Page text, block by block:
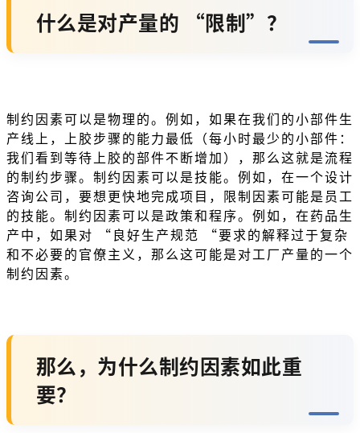
什么是对产量的 “限制”？
制约因素可以是物理的。例如，如果在我们的小部件生
产线上，上胶步骤的能力最低（每小时最少的小部件：
我们看到等待上胶的部件不断增加），那么这就是流程
的制约步骤。制约因素可以是技能。例如，在一个设计
咨询公司，要想更快地完成项目，限制因素可能是员工
的技能。制约因素可以是政策和程序。例如，在药品生
产中，如果对 “良好生产规范 “要求的解释过于复杂
和不必要的官僚主义，那么这可能是对工厂产量的一个
制约因素。
那么，为什么制约因素如此重
要？